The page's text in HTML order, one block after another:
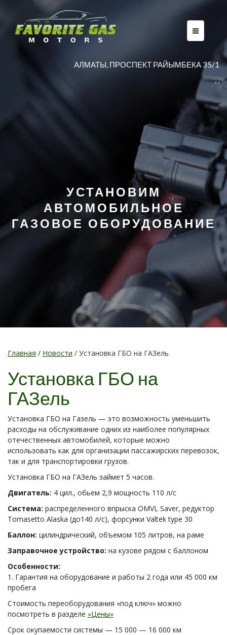
AЛМАТЫ, ПРОСПЕКТ РАЙЫМБЕКА 35/1
,,
УСТАНОВИМ
АВТОМОБИЛЬНОЕ
ГАЗОВОЕ ОБОРУДОВАНИЕ
Главная / Новости / Установка ГБО на ГАЗель
Установка ГБО на
ГАЗель
Установка ГБО на Газель — это возможность уменьшить
расходы на обслуживание одних из наиболее популярных
отечественных автомобилей, которые можно
использовать как для организации пассажирских перевозок,
так и для транспортировки грузов.
Установка ГБО на ГАЗель займет 5 часов.
Двигатель: 4 цил., обьем 2,9 мощность 110 л/с
Система: распределенного впрыска OMVL Saver, редуктор
Tomasetto Alaska (до140 л/с), форсунки Valtek type 30
Баллон: цилиндрический, объемом 105 литров, на раме
Заправочное устройство: на кузове рядом с баллоном
Особенности:
1. Гарантия на оборудование и работы 2 года или 45 000 км
пробега
Стоимость переоборудования «под ключ» можно
посмотреть в разделе «Цены»
Срок окупаемости системы — 15 000 — 16 000 км